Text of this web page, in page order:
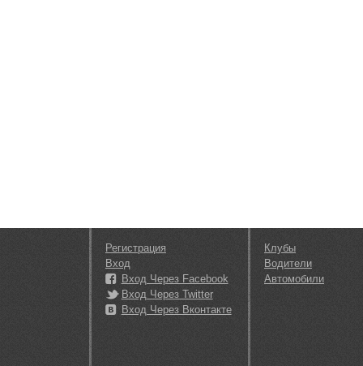
Регистрация
Вход
Вход Через Facebook
Вход Через Twitter
Вход Через Вконтакте
Клубы
Водители
Автомобили